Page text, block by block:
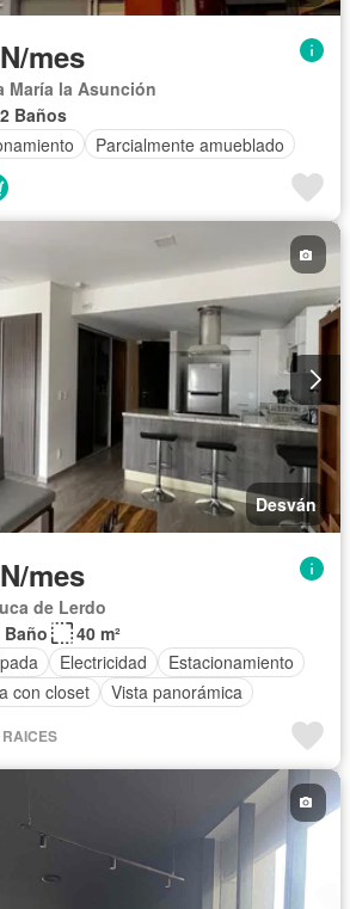
mes
María la Asunción
2 Baños
Parcialmente amueblado
Desván
mes
de Lerdo
Baño
40 m²
Electricidad
Estacionamiento
con closet Vista panorámica
RAICES